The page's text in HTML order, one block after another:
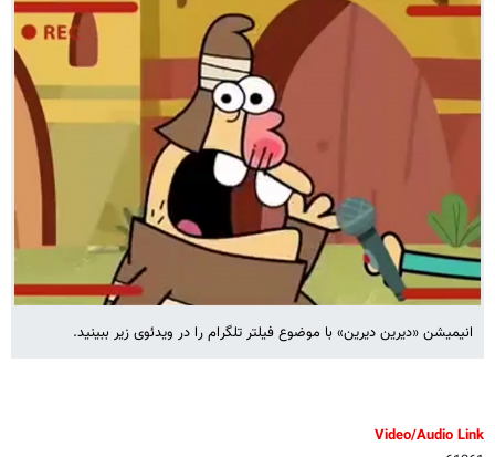
انیمیشن «دیرین دیرین» با موضوع فیلتر تلگرام را در ویدئوی زیر ببینید.
Video/Audio Link